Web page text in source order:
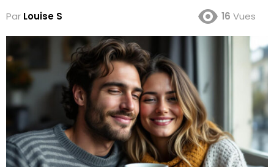
Par Louise S 16 Vues